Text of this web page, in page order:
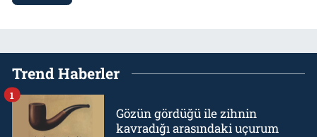
Trend Haberler
Gözün gördüğü ile zihnin
kavradığı arasındaki uçurum
1